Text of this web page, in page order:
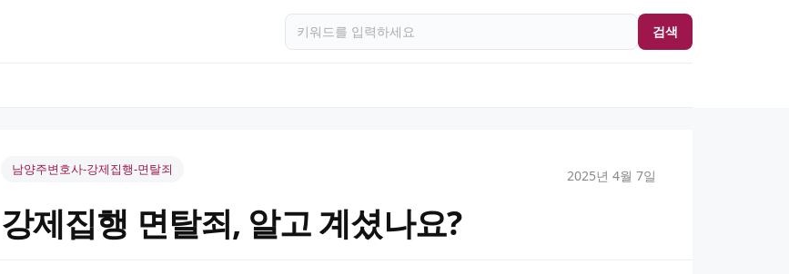
검색
남양주변호사-강제집행-면탈죄 2025년 4월 7일
강제집행 면탈죄, 알고 계셨나요?